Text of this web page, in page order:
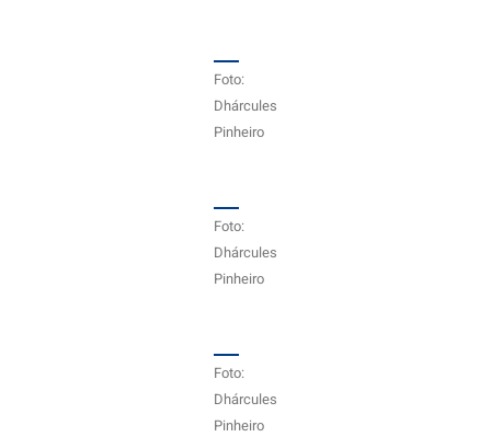
Foto:
Dhárcules
Pinheiro
Foto:
Dhárcules
Pinheiro
Foto:
Dhárcules
Pinheiro